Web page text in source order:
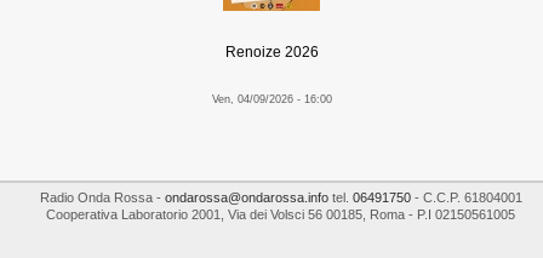
Renoize 2026
Ven, 04/09/2026 - 16:00
Radio Onda Rossa- ondarossa@ondarossa.infotel. 06491750- C.C.P. 61804001
Cooperativa Laboratorio 2001
Via dei Volsci 56 00185 Roma - P.I 02150561005